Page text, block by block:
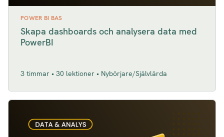
POWER BI BAS
Skapa dashboards och analysera data med
PowerBI
3 timmar • 30 lektioner • Nybörjare/Självlärda